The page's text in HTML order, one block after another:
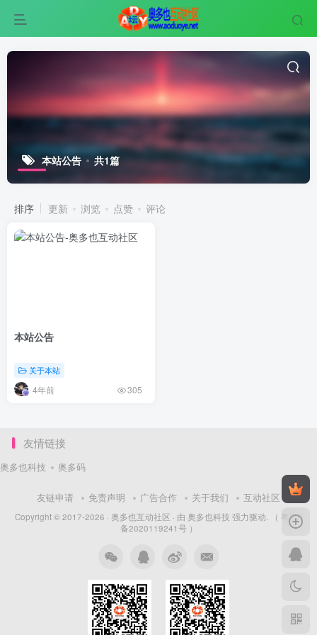
本站公告 共1篇
排序 更新 浏览 点赞 评论
本站公告
关于本站
4年前 305
友情链接
奥多也科技 奥多码
友链申请 免责声明 广告合作 关于我们 互动社区
Copyright © 2017-2026 · 奥多也互动社区 · 由 奥多也科技 强力驱动.
（ 粤ICP
备2020119241号 ）